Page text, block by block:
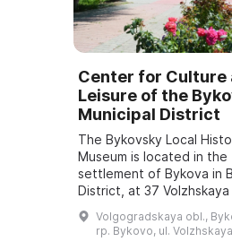
Center for Culture
Leisure of the
Municipal District
The Bykovsky Local
Museum is located in the
settlement of Bykova in
District, at 37
For more information
museum's operations you
+7 (84495) 3-27...
Volgogradskaya obl.,
rp. Bykovo, ul.